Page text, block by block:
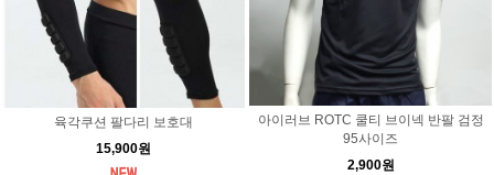
육각쿠션 팔다리 보호대
15,900원
아이러브 ROTC 쿨티 브이넥 반팔 검정
95사이즈
2,900원